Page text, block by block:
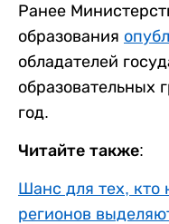
Ранее
образования
обладателей
образовательных
год.
Читайте также:
Шанс для тех, кто
регионов